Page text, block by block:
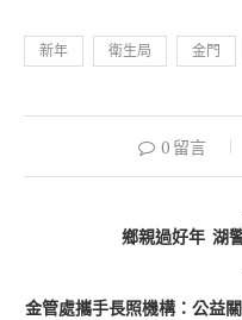
新年 衛生局 金門
0 留言
鄉親過好年 湖
金管處攜手長照機構：公益